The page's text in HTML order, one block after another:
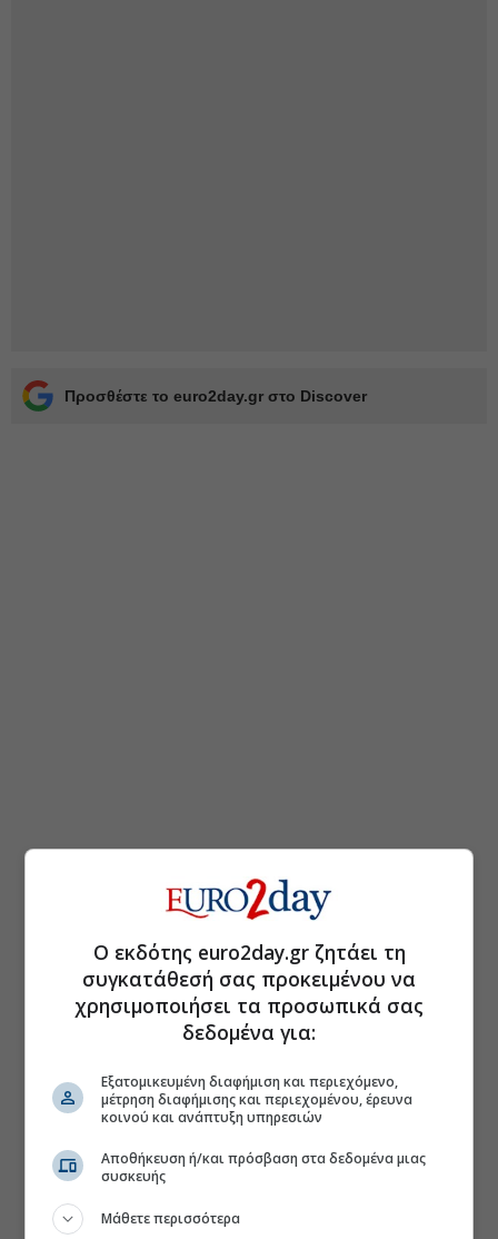
Προσθέστε το euro2day.gr στο Discover
Ο εκδότης euro2day.gr ζητάει τη
συγκατάθεσή σας προκειμένου να
χρησιμοποιήσει τα προσωπικά σας
δεδομένα για:
Εξατομικευμένη διαφήμιση και περιεχόμενο,
μέτρηση διαφήμισης και περιεχομένου, έρευνα
κοινού και ανάπτυξη υπηρεσιών
Αποθήκευση ή/και πρόσβαση στα δεδομένα μιας
συσκευής
Μάθετε περισσότερα